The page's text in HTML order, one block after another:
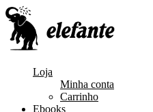
Loja
Minha conta
Carrinho
Ebooks